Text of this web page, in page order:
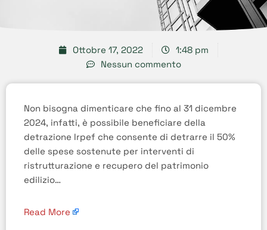
Ottobre 17, 2022
1:48 pm
Nessun commento
Non bisogna dimenticare che fino al 31 dicembre
2024, infatti, è possibile beneficiare della
detrazione Irpef che consente di detrarre il 50%
delle spese sostenute per interventi di
ristrutturazione e recupero del patrimonio
edilizio…
Read More